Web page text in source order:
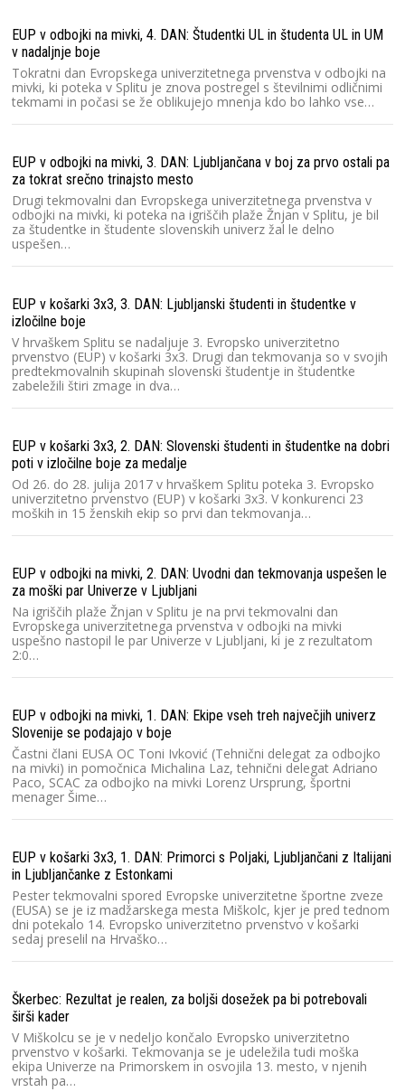
EUP v odbojki na mivki, 4. DAN: Študentki UL in študenta UL in UM
v nadaljnje boje
Tokratni dan Evropskega univerzitetnega prvenstva v odbojki na
mivki, ki poteka v Splitu je znova postregel s številnimi odličnimi
tekmami in počasi se že oblikujejo mnenja kdo bo lahko vse…
EUP v odbojki na mivki, 3. DAN: Ljubljančana v boj za prvo ostali pa
za tokrat srečno trinajsto mesto
Drugi tekmovalni dan Evropskega univerzitetnega prvenstva v
odbojki na mivki, ki poteka na igriščih plaže Žnjan v Splitu, je bil
za študentke in študente slovenskih univerz žal le delno
uspešen…
EUP v košarki 3x3, 3. DAN: Ljubljanski študenti in študentke v
izločilne boje
V hrvaškem Splitu se nadaljuje 3. Evropsko univerzitetno
prvenstvo (EUP) v košarki 3x3. Drugi dan tekmovanja so v svojih
predtekmovalnih skupinah slovenski študentje in študentke
zabeležili štiri zmage in dva…
EUP v košarki 3x3, 2. DAN: Slovenski študenti in študentke na dobri
poti v izločilne boje za medalje
Od 26. do 28. julija 2017 v hrvaškem Splitu poteka 3. Evropsko
univerzitetno prvenstvo (EUP) v košarki 3x3. V konkurenci 23
moških in 15 ženskih ekip so prvi dan tekmovanja…
EUP v odbojki na mivki, 2. DAN: Uvodni dan tekmovanja uspešen le
za moški par Univerze v Ljubljani
Na igriščih plaže Žnjan v Splitu je na prvi tekmovalni dan
Evropskega univerzitetnega prvenstva v odbojki na mivki
uspešno nastopil le par Univerze v Ljubljani, ki je z rezultatom
2:0…
EUP v odbojki na mivki, 1. DAN: Ekipe vseh treh največjih univerz
Slovenije se podajajo v boje
Častni člani EUSA OC Toni Ivković (Tehnični delegat za odbojko
na mivki) in pomočnica Michalina Laz, tehnični delegat Adriano
Paco, SCAC za odbojko na mivki Lorenz Ursprung, športni
menager Šime…
EUP v košarki 3x3, 1. DAN: Primorci s Poljaki, Ljubljančani z Italijani
in Ljubljančanke z Estonkami
Pester tekmovalni spored Evropske univerzitetne športne zveze
(EUSA) se je iz madžarskega mesta Miškolc, kjer je pred tednom
dni potekalo 14. Evropsko univerzitetno prvenstvo v košarki
sedaj preselil na Hrvaško…
Škerbec: Rezultat je realen, za boljši dosežek pa bi potrebovali
širši kader
V Miškolcu se je v nedeljo končalo Evropsko univerzitetno
prvenstvo v košarki. Tekmovanja se je udeležila tudi moška
ekipa Univerze na Primorskem in osvojila 13. mesto, v njenih
vrstah pa…